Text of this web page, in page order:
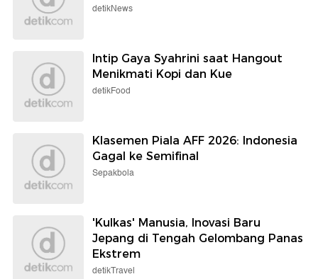
detikNews
Intip Gaya Syahrini saat Hangout
Menikmati Kopi dan Kue
detikFood
Klasemen Piala AFF 2026: Indonesia
Gagal ke Semifinal
Sepakbola
'Kulkas' Manusia, Inovasi Baru
Jepang di Tengah Gelombang Panas
Ekstrem
detikTravel